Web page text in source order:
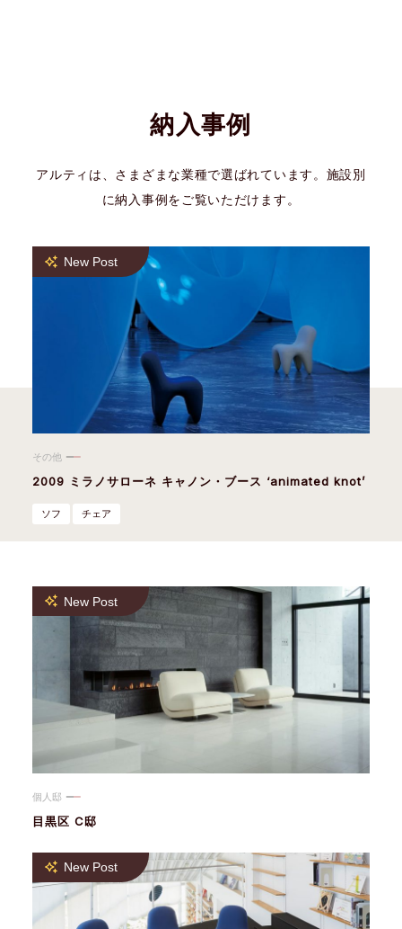
納入事例
アルティは、さまざまな業種で選ばれています。施設別
に納入事例をご覧いただけます。
New Post
その他
2009 ミラノサローネ キャノン・ブース ‘animated knot’
ソフ チェア
New Post
個人邸
目黒区 C邸
New Post